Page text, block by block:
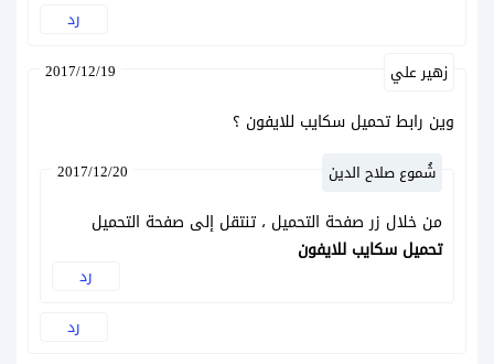
رد
زهير علي 2017/12/19
وين رابط تحميل سكايب للايفون ؟
رد
شُموع صلاح الدين 2017/12/20
من خلال زر صفحة التحميل ، تنتقل إلى صفحة التحميل
تحميل سكايب للايفون
رد